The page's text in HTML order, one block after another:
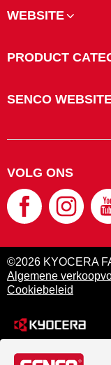
WEBSITE
PRODUCT
SENCO
VOLG ONS
©2026 KYOCERA
Algemene
Cookiebeleid